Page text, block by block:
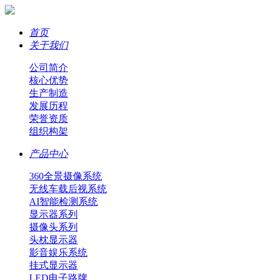
首页
关于我们
公司简介
核心优势
生产制造
发展历程
荣誉资质
组织构架
产品中心
360全景摄像系统
无线车载后视系统
AI智能检测系统
显示器系列
摄像头系列
头枕显示器
影音娱乐系统
挂式显示器
LED电子路牌